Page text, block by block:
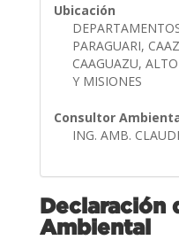
Ubicación
PARAGUARI,
CAAGUAZU,
Y MISIONES
Consultor
ING. AMB.
Declaración
Ambiental